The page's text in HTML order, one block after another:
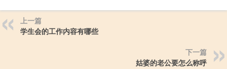
上一篇
学生会的工作内容有哪些
下一篇
姑婆的老公要怎么称呼